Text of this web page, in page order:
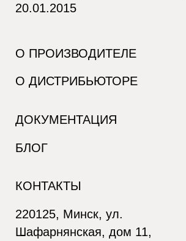
20.01.2015
О ПРОИЗВОДИТЕЛЕ
О ДИСТРИБЬЮТОРЕ
ДОКУМЕНТАЦИЯ
БЛОГ
КОНТАКТЫ
220125, Минск, ул.
Шафарнянская, дом 11,